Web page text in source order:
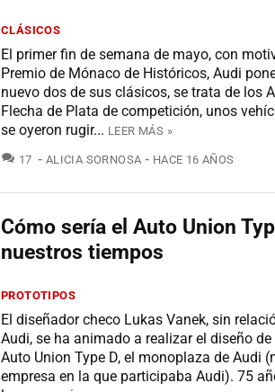
CLÁSICOS
El primer fin de semana de mayo, con
Premio de Mónaco de Históricos, Audi
nuevo dos de sus clásicos, se trata de los
Flecha de Plata de competición, unos
se oyeron rugir... LEER MÁS »
17 COMENTARIOS
ALICIA SORNOSA HACE 16 AÑOS
Cómo sería el Auto Union
nuestros tiempos
PROTOTIPOS
El diseñador checo Lukas Vanek, sin
Audi, se ha animado a realizar el diseño
Auto Union Type D, el monoplaza de Audi
empresa en la que participaba Audi). 75